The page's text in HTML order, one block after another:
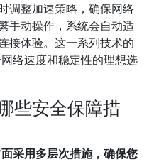
调整加速策略，确保网络
手动操作，系统会自动适
接体验。这一系列技术的
络速度和稳定性的理想选
些安全保障措
采用多层次措施，确保您